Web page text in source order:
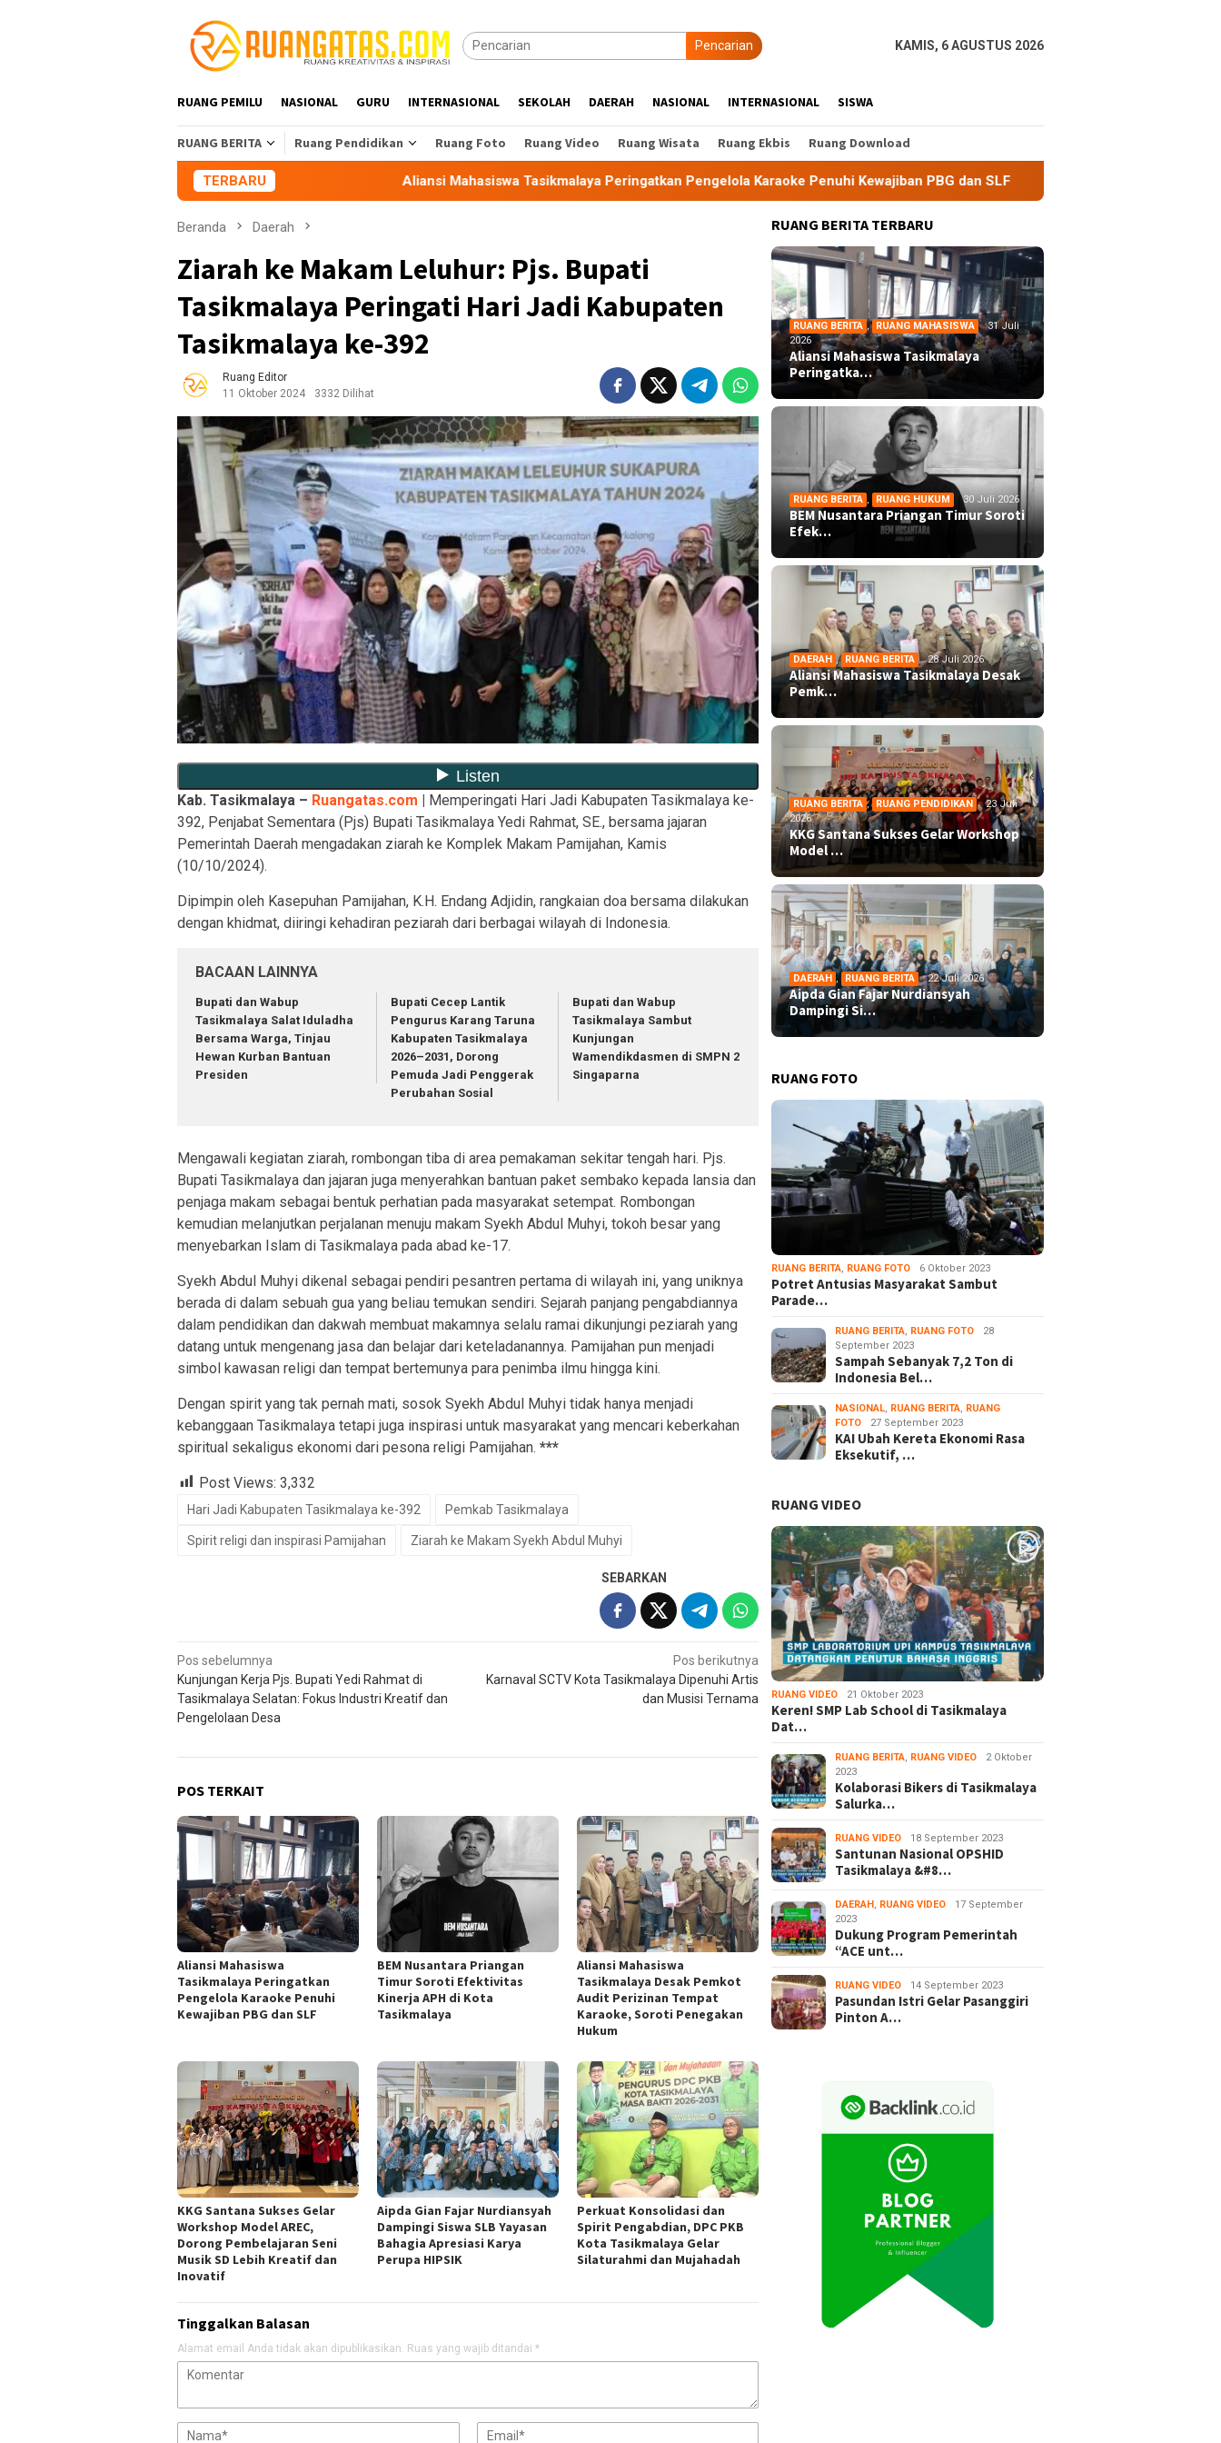
Pencarian KAMIS, 6 AGUSTUS 2026
RUANG PEMILU NASIONAL GURU INTERNASIONAL SEKOLAH DAERAH NASIONAL INTERNASIONAL SISWA
RUANG BERITA Ruang Pendidikan Ruang Foto Ruang Video Ruang Wisata Ruang Ekbis Ruang Download
TERBARU Aliansi Mahasiswa Tasikmalaya Peringatkan Pengelola Karaoke Penuhi Kewajiban PBG dan SLF BEM Nusantara Priangan Timur
Beranda Daerah
Ziarah ke Makam Leluhur: Pjs. Bupati
Tasikmalaya Peringati Hari Jadi Kabupaten
Tasikmalaya ke-392
Ruang Editor
11 Oktober 2024
3332 Dilihat
Kab. Tasikmalaya – Ruangatas.com
Memperingati Hari Jadi Kabupaten Tasikmalaya ke-
392, Penjabat Sementara (Pjs) Bupati Tasikmalaya Yedi Rahmat, SE., bersama jajaran
Pemerintah Daerah mengadakan ziarah ke Komplek Makam Pamijahan, Kamis
(10/10/2024).
Dipimpin oleh Kasepuhan Pamijahan, K.H. Endang Adjidin, rangkaian doa bersama dilakukan
dengan khidmat, diiringi kehadiran peziarah dari berbagai wilayah di Indonesia.
BACAAN LAINNYA
Bupati dan Wabup
Tasikmalaya Salat Iduladha
Bersama Warga, Tinjau
Hewan Kurban Bantuan
Presiden
Bupati Cecep Lantik
Pengurus Karang Taruna
Kabupaten Tasikmalaya
2026–2031, Dorong
Pemuda Jadi Penggerak
Perubahan Sosial
Bupati dan Wabup
Tasikmalaya Sambut
Kunjungan
Wamendikdasmen di SMPN 2
Singaparna
Mengawali kegiatan ziarah, rombongan tiba di area pemakaman sekitar tengah hari. Pjs.
Bupati Tasikmalaya dan jajaran juga menyerahkan bantuan paket sembako kepada lansia dan
penjaga makam sebagai bentuk perhatian pada masyarakat setempat. Rombongan
kemudian melanjutkan perjalanan menuju makam Syekh Abdul Muhyi, tokoh besar yang
menyebarkan Islam di Tasikmalaya pada abad ke-17.
Syekh Abdul Muhyi dikenal sebagai pendiri pesantren pertama di wilayah ini, yang uniknya
berada di dalam sebuah gua yang beliau temukan sendiri. Sejarah panjang pengabdiannya
dalam pendidikan dan dakwah membuat makamnya selalu ramai dikunjungi peziarah yang
datang untuk mengenang jasa dan belajar dari keteladanannya. Pamijahan pun menjadi
simbol kawasan religi dan tempat bertemunya para penimba ilmu hingga kini.
Dengan spirit yang tak pernah mati, sosok Syekh Abdul Muhyi tidak hanya menjadi
kebanggaan Tasikmalaya tetapi juga inspirasi untuk masyarakat yang mencari keberkahan
spiritual sekaligus ekonomi dari pesona religi Pamijahan. ***
Post Views: 3,332
Hari Jadi Kabupaten Tasikmalaya ke-392 Pemkab Tasikmalaya
Spirit religi dan inspirasi Pamijahan Ziarah ke Makam Syekh Abdul Muhyi
SEBARKAN
Navigasi
pos
Pos sebelumnya
Kunjungan Kerja Pjs. Bupati Yedi Rahmat di
Tasikmalaya Selatan: Fokus Industri Kreatif dan
Pengelolaan Desa
Pos berikutnya
Karnaval SCTV Kota Tasikmalaya Dipenuhi Artis
dan Musisi Ternama
POS TERKAIT
Aliansi Mahasiswa
Tasikmalaya Peringatkan
Pengelola Karaoke Penuhi
Kewajiban PBG dan SLF
BEM Nusantara Priangan
Timur Soroti Efektivitas
Kinerja APH di Kota
Tasikmalaya
Aliansi Mahasiswa
Tasikmalaya Desak Pemkot
Audit Perizinan Tempat
Karaoke, Soroti Penegakan
Hukum
KKG Santana Sukses Gelar
Workshop Model AREC,
Dorong Pembelajaran Seni
Musik SD Lebih Kreatif dan
Inovatif
Aipda Gian Fajar Nurdiansyah
Dampingi Siswa SLB Yayasan
Bahagia Apresiasi Karya
Perupa HIPSIK
Perkuat Konsolidasi dan
Spirit Pengabdian, DPC PKB
Kota Tasikmalaya Gelar
Silaturahmi dan Mujahadah
Tinggalkan Balasan
Alamat email Anda tidak akan dipublikasikan. Ruas yang wajib ditandai *
RUANG BERITA TERBARU
RUANG BERITA , RUANG MAHASISWA
31 Juli
2026
Aliansi Mahasiswa Tasikmalaya
Peringatka…
RUANG BERITA , RUANG HUKUM 30 Juli 2026
BEM Nusantara Priangan Timur Soroti
Efek…
DAERAH , RUANG BERITA 28 Juli 2026
Aliansi Mahasiswa Tasikmalaya Desak
Pemk…
RUANG BERITA , RUANG PENDIDIKAN
23 Juli
2026
KKG Santana Sukses Gelar Workshop
Model …
DAERAH , RUANG BERITA 22 Juli 2026
Aipda Gian Fajar Nurdiansyah
Dampingi Si…
RUANG FOTO
RUANG BERITA, RUANG FOTO 6 Oktober 2023
Potret Antusias Masyarakat Sambut
Parade…
RUANG BERITA, RUANG FOTO
28
September 2023
Sampah Sebanyak 7,2 Ton di
Indonesia Bel…
NASIONAL, RUANG BERITA, RUANG
FOTO
27 September 2023
KAI Ubah Kereta Ekonomi Rasa
Eksekutif, …
RUANG VIDEO
RUANG VIDEO 21 Oktober 2023
Keren! SMP Lab School di Tasikmalaya
Dat…
RUANG BERITA, RUANG VIDEO
2 Oktober
2023
Kolaborasi Bikers di Tasikmalaya
Salurka…
RUANG VIDEO 18 September 2023
Santunan Nasional OPSHID
Tasikmalaya &#8…
DAERAH , RUANG VIDEO
17 September
2023
Dukung Program Pemerintah
“ACE unt…
RUANG VIDEO 14 September 2023
Pasundan Istri Gelar Pasanggiri
Pinton A…